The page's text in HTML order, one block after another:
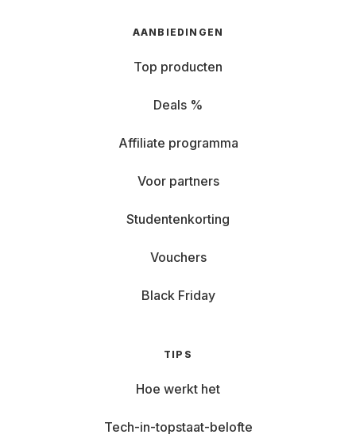
AANBIEDINGEN
Top producten
Deals %
Affiliate programma
Voor partners
Studentenkorting
Vouchers
Black Friday
TIPS
Hoe werkt het
Tech-in-topstaat-belofte